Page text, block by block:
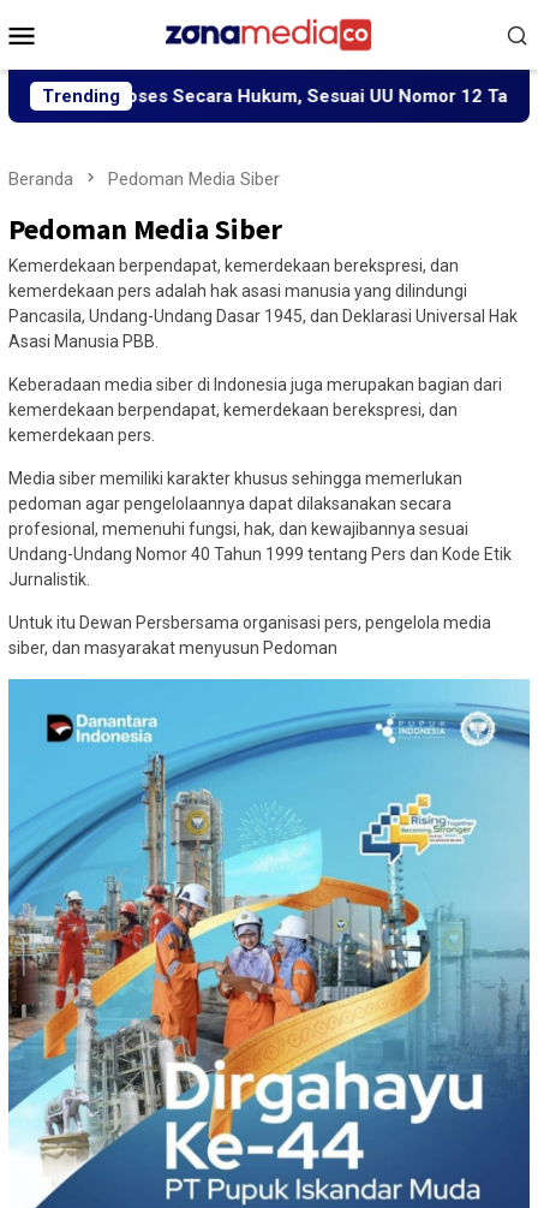
ke
Mobile
Trending
Diproses Secara Hukum, Sesuai UU Nomor 12 Tahun 2022
Beranda Pedoman Media Siber
Pedoman Media Siber
Kemerdekaan berpendapat, kemerdekaan berekspresi, dan
kemerdekaan pers adalah hak asasi manusia yang dilindungi
Pancasila, Undang-Undang Dasar 1945, dan Deklarasi Universal Hak
Asasi Manusia PBB.
Keberadaan media siber di Indonesia juga merupakan bagian dari
kemerdekaan berpendapat, kemerdekaan berekspresi, dan
kemerdekaan pers.
Media siber memiliki karakter khusus sehingga memerlukan
pedoman agar pengelolaannya dapat dilaksanakan secara
profesional, memenuhi fungsi, hak, dan kewajibannya sesuai
Undang-Undang Nomor 40 Tahun 1999 tentang Pers dan Kode Etik
Jurnalistik.
Untuk itu Dewan Persbersama organisasi pers, pengelola media
siber, dan masyarakat menyusun Pedoman